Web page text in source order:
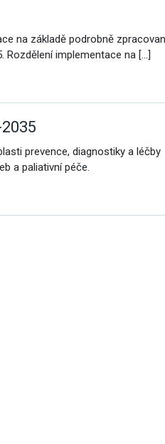
na základě podrobně
Rozdělení implementace na […]
prevence, diagnostiky a léčby
a paliativní péče.